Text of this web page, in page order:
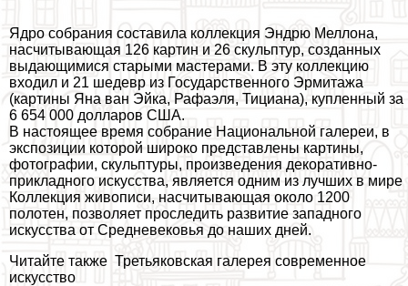
Ядро собрания составила коллекция Эндрю Меллона,
насчитывающая 126 картин и 26 скульптур, созданных
выдающимися старыми мастерами. В эту коллекцию
входил и 21 шедевр из Государственного Эрмитажа
(картины Яна ван Эйка, Рафаэля, Тициана), купленный за
6 654 000 долларов США.
В настоящее время собрание Национальной галереи, в
экспозиции которой широко представлены картины,
фотографии, скульптуры, произведения декоративно-
прикладного искусства, является одним из лучших в мире
Коллекция живописи, насчитывающая около 1200
полотен, позволяет проследить развитие западного
искусства от Средневековья до наших дней.
Читайте также Третьяковская галерея современное
искусство